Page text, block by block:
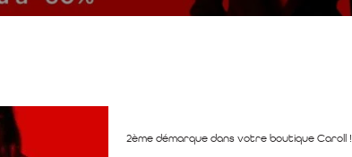
2ème démarque dans votre boutique Caroll !